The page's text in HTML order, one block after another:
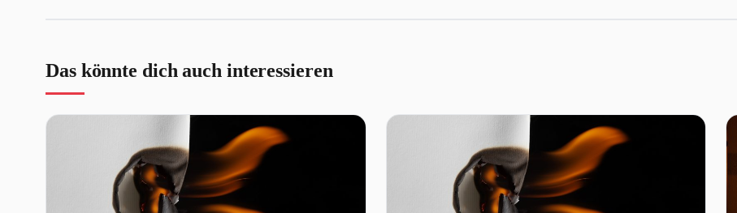
Das könnte dich auch interessieren